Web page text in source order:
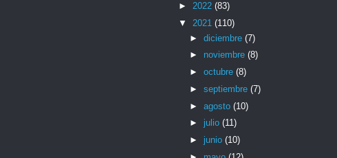
► 2022 (83)
▼ 2021 (110)
► diciembre (7)
► noviembre (8)
► octubre (8)
► septiembre (7)
► agosto (10)
► julio (11)
► junio (10)